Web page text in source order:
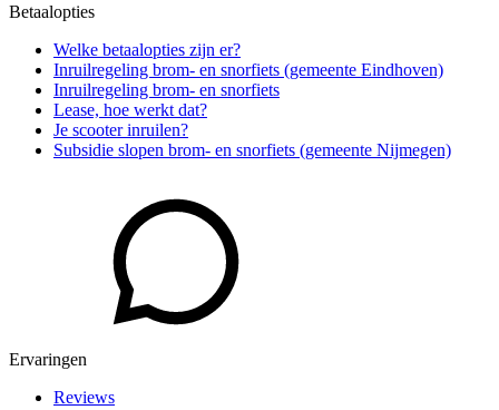
Betaalopties
Welke betaalopties zijn er?
Inruilregeling brom- en snorfiets (gemeente Eindhoven)
Inruilregeling brom- en snorfiets
Lease, hoe werkt dat?
Je scooter inruilen?
Subsidie slopen brom- en snorfiets (gemeente Nijmegen)
Ervaringen
Reviews